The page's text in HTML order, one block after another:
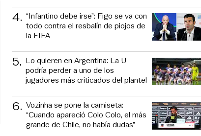
4. “Infantino debe irse”: Figo se va con
todo contra el resbalín de piojos de
la FIFA
5. Lo quieren en Argentina: La U
podría perder a uno de los
jugadores más criticados del plantel
6. Vozinha se pone la camiseta:
“Cuando apareció Colo Colo, el más
grande de Chile, no había dudas”